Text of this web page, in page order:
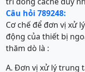
Câu hỏi 789248:
Cơ chế để đơn vị xử
động của thiết bị
thăm dò là :
A. Đơn vị xử lý trung